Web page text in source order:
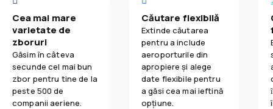
Cea mai mare
varietate de
zboruri
Găsim în câteva
secunde cel mai bun
zbor pentru tine de la
peste 500 de
companii aeriene.
Căutare flexibilă
Extinde căutarea
pentru a include
aeroporturile din
apropiere și alege
date flexibile pentru
a găsi cea mai ieftină
opțiune.